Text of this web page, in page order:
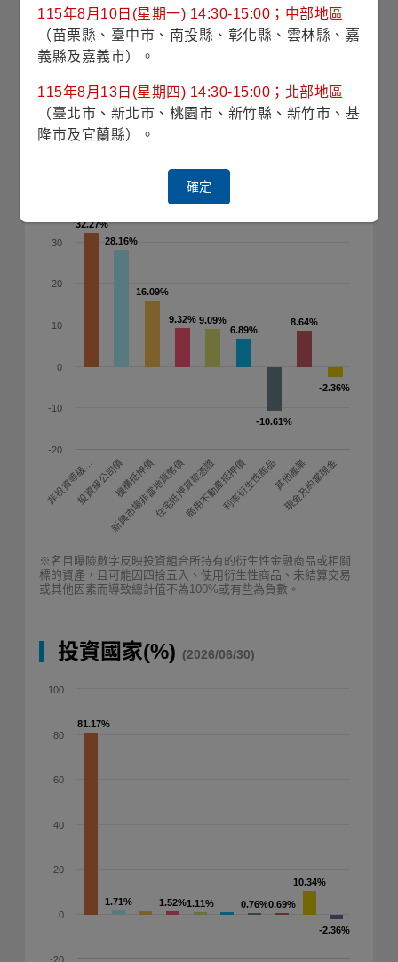
資組合的債信品質。各持債引用不同債信評等機構(標準普爾、
穆迪及惠譽)之評等。若三家均有評等取中間級；若兩家有評等
取最低級(西方資產系列取最高評級)；若只有一家有評等則取該
評級；而若均未賦予評級則列入未評等類別。納入計算之資產
項目包含債券以及信用型的衍生性金融商品部位。信用評等由
合之債信風險愈高。
32.27%
32.27%
28.16%
28.16%
16.09%
16.09%
9.32%
9.32% 9.09%
9.09%
6.89%
6.89%
-10.61%
-10.61%
8.64%
8.64%
-2.36%
-2.36%
非投資等級…投資級公司債機構抵押債
新興市場非當地貨幣債住宅抵押貸款憑證商用不動產抵押債利率衍生性商品其他產業
現金及約當現金
-20
-10
0
10
20
30
※名目曝險數字反映投資組合所持有的衍生性金融商品或相關
標的資產，且可能因四捨五入、使用衍生性商品、未結算交易
或其他因素而導致總計值不為100%或有些為負數。
投資國家(%) (2026/06/30)
81.17%
81.17%
1.71%
1.71% 1.52%
1.52%1.11%
1.11% 0.76%
0.76%0.69%
0.69%
10.34%
10.34%
-2.36%
-2.36%
-20
0
20
40
60
80
100
115年8月10日(星期一) 14:30-15:00；中部地區
（苗栗縣、臺中市、南投縣、彰化縣、雲林縣、嘉
義縣及嘉義市）。
115年8月13日(星期四) 14:30-15:00；北部地區
（臺北市、新北市、桃園市、新竹縣、新竹市、基
隆市及宜蘭縣）。
確定